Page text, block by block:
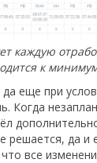
каждую
к
еще при
Когда
решается, да
все